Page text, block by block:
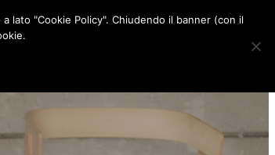
o
g
a
r
d
lato "Cookie Policy". Chiudendo il banner (con il